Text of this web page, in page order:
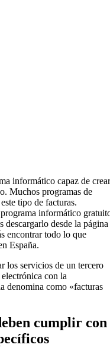
informático capaz de
Muchos programas de
tipo de facturas.
informático
descargarlo desde la página
encontrar todo lo que
España.
los servicios de un tercero
con la
denomina como «facturas
cumplir con